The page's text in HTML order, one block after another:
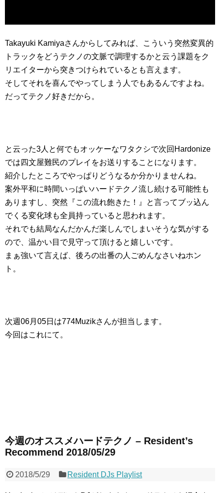
Takayuki Kamiyaさんからしてみれば、こういう突然変異的
トラックをどうテクノの文脈で調理するかと云う課題をク
リエイターから突きつけられているとも言えます。
そしてそれを喜んでやってしまう人でもあるんですよね。
だってテクノ好きだから。
と云った3人と何でもオッケーなワタクシで次回Hardonize
では四文屋難民のプレイをお送りすることになります。
紹介したところでやっぱりどうなるか分かりませんね。
案外平和に時間いっぱいハードテクノ流し続ける可能性も
ありますし、突然『この流れ飽きた！』と言ってブッ込ん
でくる変化球も全員持っていると思われます。
それでも結局なんだかんだ楽しんでしまいそうな気がする
ので、温かい目で見守って頂けると嬉しいです。
まぁ強いて言えば、後ろの出番の人ごめんなさいねホン
ト。
次週06月05日は774Muzikさんが担当します。
今回はこれにて。
今週のオススメハードテクノ – Resident’s
Recommend 2018/05/29
2018/5/29 Resident DJs Playlist